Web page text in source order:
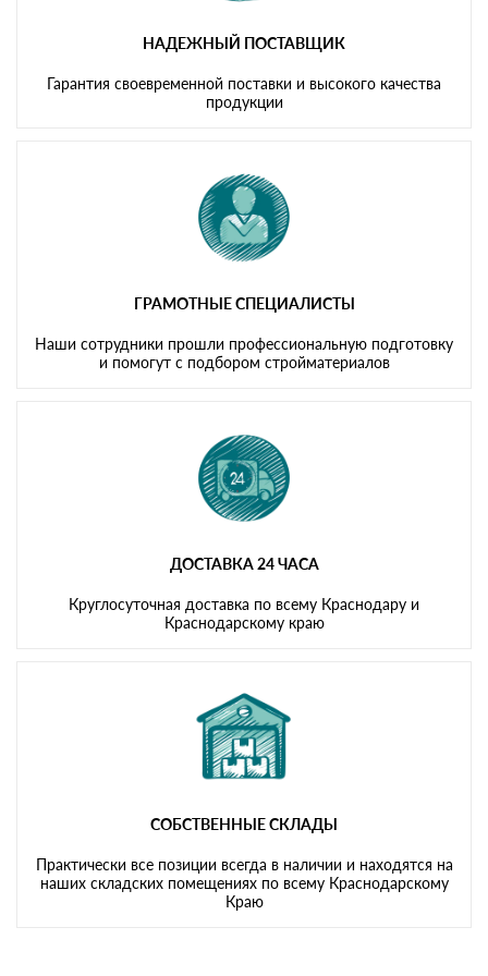
НАДЕЖНЫЙ ПОСТАВЩИК
Гарантия своевременной поставки и высокого качества
продукции
ГРАМОТНЫЕ СПЕЦИАЛИСТЫ
Наши сотрудники прошли профессиональную подготовку
и помогут с подбором стройматериалов
ДОСТАВКА 24 ЧАСА
Круглосуточная доставка по всему Краснодару и
Краснодарскому краю
СОБСТВЕННЫЕ СКЛАДЫ
Практически все позиции всегда в наличии и находятся на
наших складских помещениях по всему Краснодарскому
Краю